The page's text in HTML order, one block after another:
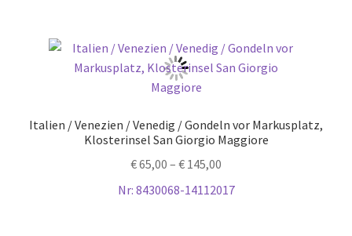
Italien / Venezien / Venedig / Gondeln vor Markusplatz,
Klosterinsel San Giorgio Maggiore
€65,00 – € 145,00
Nr: 8430068-14112017